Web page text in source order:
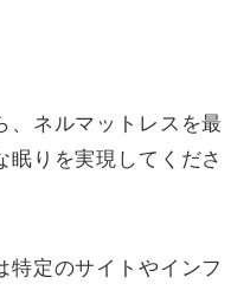
、ネルマットレスを最
眠りを実現してくださ
特定のサイトやインフ